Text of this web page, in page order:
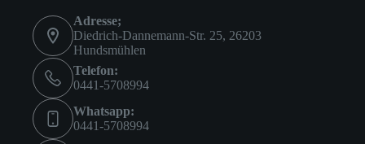
Adresse;
Diedrich-Dannemann-Str. 25, 26203
Hundsmühlen
Telefon:
0441-5708994
Whatsapp:
0441-5708994